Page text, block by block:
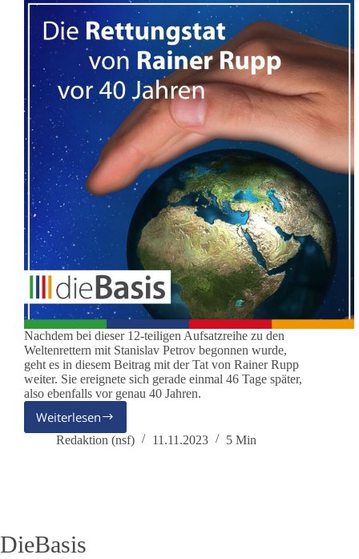
Nachdem bei dieser 12-teiligen Aufsatzreihe zu den
Weltenrettern mit Stanislav Petrov begonnen wurde,
geht es in diesem Beitrag mit der Tat von Rainer Rupp
weiter. Sie ereignete sich gerade einmal 46 Tage später,
also ebenfalls vor genau 40 Jahren.
Weiterlesen
Rainer
Rupp,
83
Redaktion (nsf) 11.11.2023 5 Min
DieBasis